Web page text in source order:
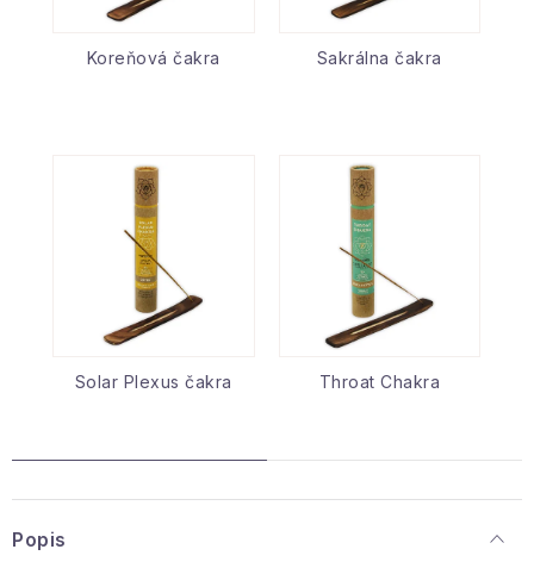
Koreňová čakra Sakrálna čakra
Solar Plexus čakra Throat Chakra
Popis